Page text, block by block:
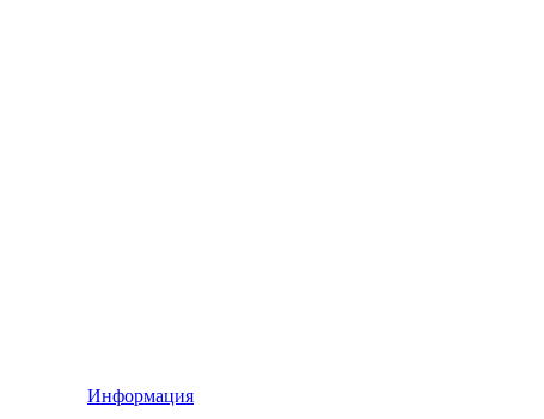
Информация